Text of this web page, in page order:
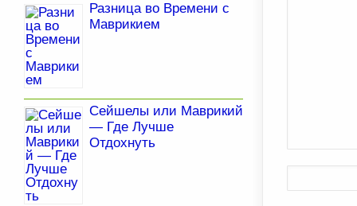
Разница во Времени с
Маврикием
Сейшелы или Маврикий
— Где Лучше
Отдохнуть